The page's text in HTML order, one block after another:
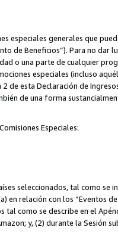
especiales generales que
de Beneficios”). Para no dar
o una parte de cualquier
especiales (incluso
de esta Declaración de
de una forma
Especiales:
seleccionados, tal como se
en relación con los “Eventos
como se describe en el
y, (2) durante la Sesión